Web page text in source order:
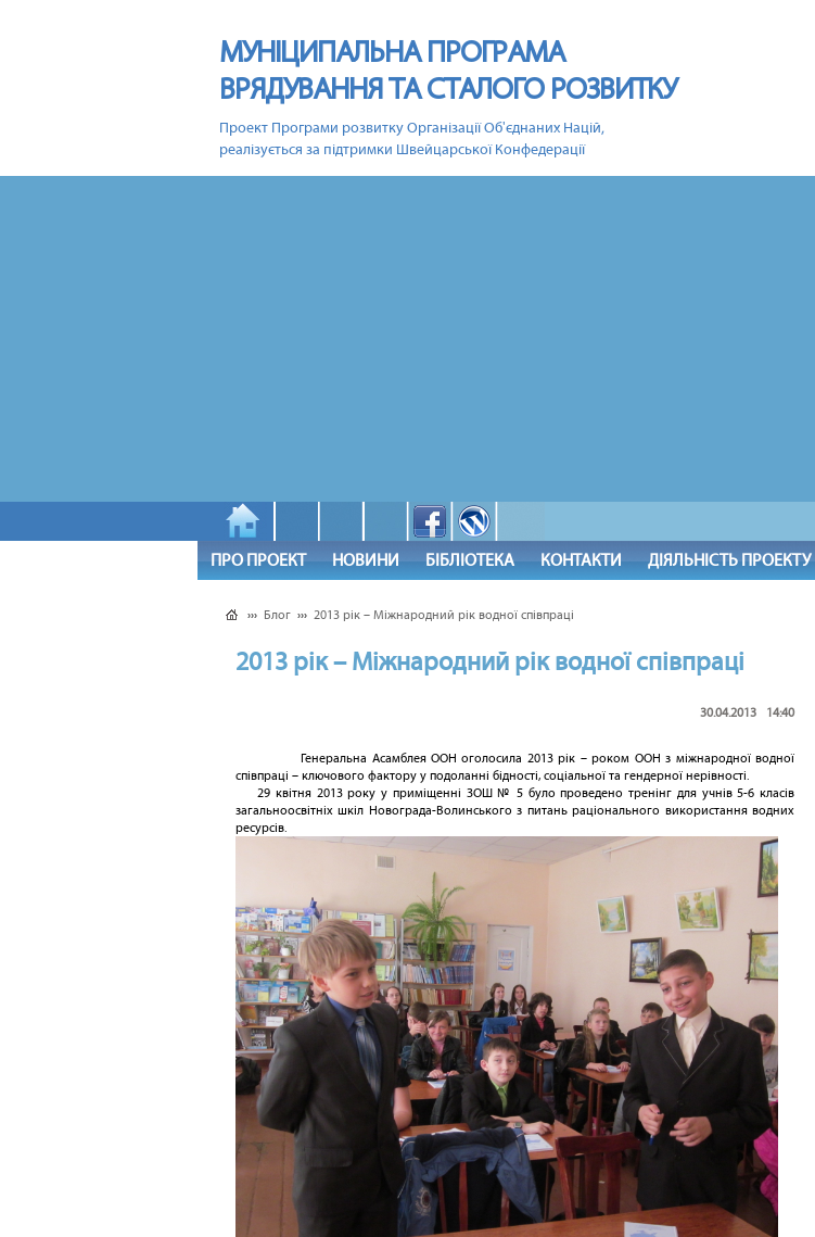
МУНІЦИПАЛЬНА ПРОГРАМА
ВРЯДУВАННЯ ТА СТАЛОГО РОЗВИТКУ
Проект Програми розвитку Організації Об'єднаних Націй,
реалізується за підтримки Швейцарської Конфедерації
ПРО ПРОЕКТ НОВИНИ БІБЛІОТЕКА КОНТАКТИ ДІЯЛЬНІСТЬ ПРОЕКТУ
››› Блог ››› 2013 рік – Міжнародний рік водної співпраці
2013 рік – Міжнародний рік водної співпраці
30.04.2013 14:40
Генеральна Асамблея ООН оголосила 2013 рік – роком ООН з міжнародної водної
співпраці – ключового фактору у подоланні бідності, соціальної та гендерної нерівності.
29 квітня 2013 року у приміщенні ЗОШ № 5 було проведено тренінг для учнів 5-6 класів
загальноосвітніх шкіл Новограда-Волинського з питань раціонального використання водних
ресурсів.